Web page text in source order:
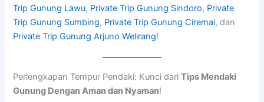
Trip Gunung Lawu, Private Trip Gunung Sindoro, Private
Trip Gunung Sumbing, Private Trip Gunung Ciremai, dan
Private Trip Gunung Arjuno Welirang!
Perlengkapan Tempur Pendaki: Kunci dariTips Mendaki
Gunung Dengan Aman dan Nyaman!